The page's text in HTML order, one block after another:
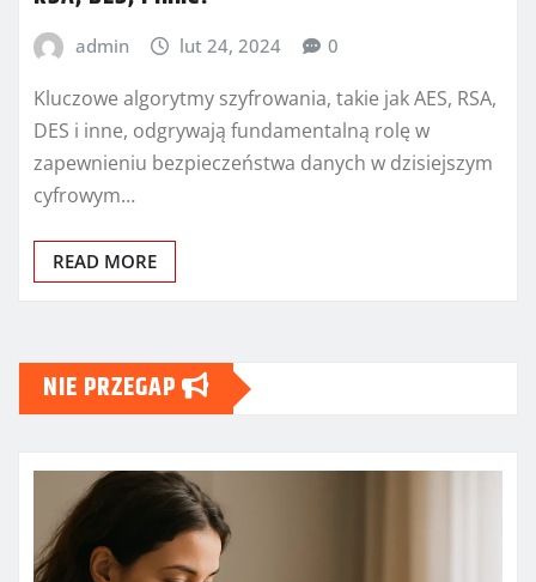
admin lut 24, 2024 0
Kluczowe algorytmy szyfrowania, takie jak AES, RSA,
DES i inne, odgrywają fundamentalną rolę w
zapewnieniu bezpieczeństwa danych w dzisiejszym
cyfrowym…
READ MORE
NIE PRZEGAP